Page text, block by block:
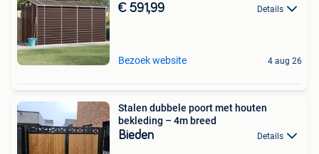
€ 591,99 Details
Bezoek website 4 aug 26
Stalen dubbele poort met houten
bekleding – 4m breed
Bieden Details